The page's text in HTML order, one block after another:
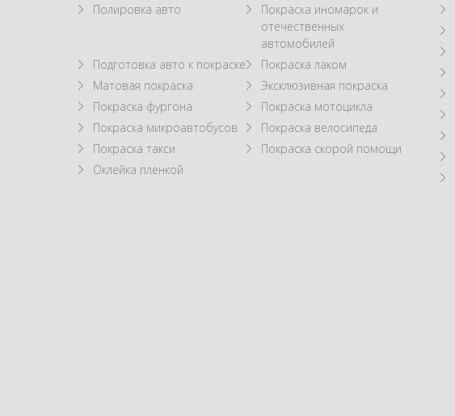
Полировка авто
Покраска иномарок и
отечественных
автомобилей
Подготовка авто к покраске
Покраска лаком
Матовая покраска
Эксклюзивная покраска
Покраска фургона
Покраска мотоцикла
Покраска микроавтобусов
Покраска велосипеда
Покраска такси
Покраска скорой помощи
Оклейка пленкой